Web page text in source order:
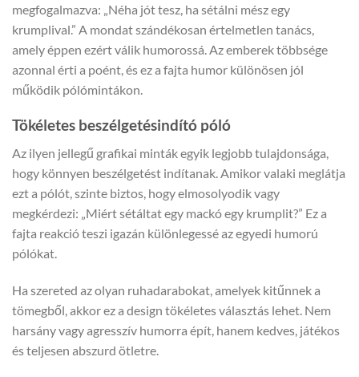
megfogalmazva: „Néha jót tesz, ha sétálni mész egy
krumplival.” A mondat szándékosan értelmetlen tanács,
amely éppen ezért válik humorossá. Az emberek többsége
azonnal érti a poént, és ez a fajta humor különösen jól
működik pólómintákon.
Tökéletes beszélgetésindító póló
Az ilyen jellegű grafikai minták egyik legjobb tulajdonsága,
hogy könnyen beszélgetést indítanak. Amikor valaki meglátja
ezt a pólót, szinte biztos, hogy elmosolyodik vagy
megkérdezi: „Miért sétáltat egy mackó egy krumplit?” Ez a
fajta reakció teszi igazán különlegessé az egyedi humorú
pólókat.
Ha szereted az olyan ruhadarabokat, amelyek kitűnnek a
tömegből, akkor ez a design tökéletes választás lehet. Nem
harsány vagy agresszív humorra épít, hanem kedves, játékos
és teljesen abszurd ötletre.